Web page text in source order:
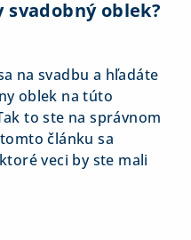
svadobný oblek?
na svadbu a hľadáte
oblek na túto
to ste na správnom
článku sa
veci by ste mali